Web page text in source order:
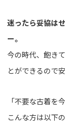
迷ったら妥協は
ー。
今の時代、飽き
とができるので
「不要な古着を
こんな方は以下